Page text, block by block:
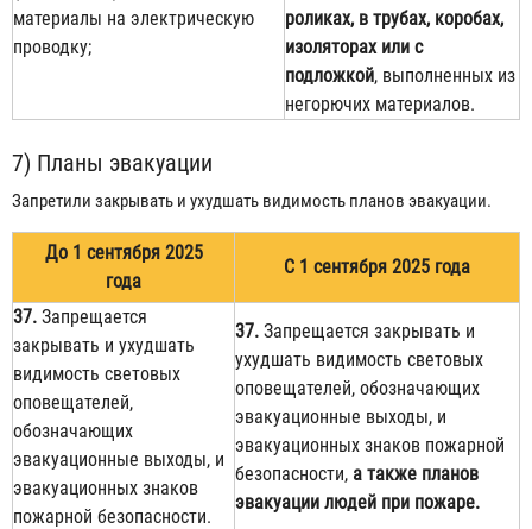
материалы на электрическую
проводку;
роликах, в трубах, коробах,
изоляторах или с
подложкой, выполненных из
негорючих материалов.
7) Планы эвакуации
Запретили закрывать и ухудшать видимость планов эвакуации.
До 1 сентября 2025
года
С 1 сентября 2025 года
37. Запрещается
закрывать и ухудшать
видимость световых
оповещателей,
обозначающих
эвакуационные выходы, и
эвакуационных знаков
пожарной безопасности.
37. Запрещается закрывать и
ухудшать видимость световых
оповещателей, обозначающих
эвакуационные выходы, и
эвакуационных знаков пожарной
безопасности, а также планов
эвакуации людей при пожаре.